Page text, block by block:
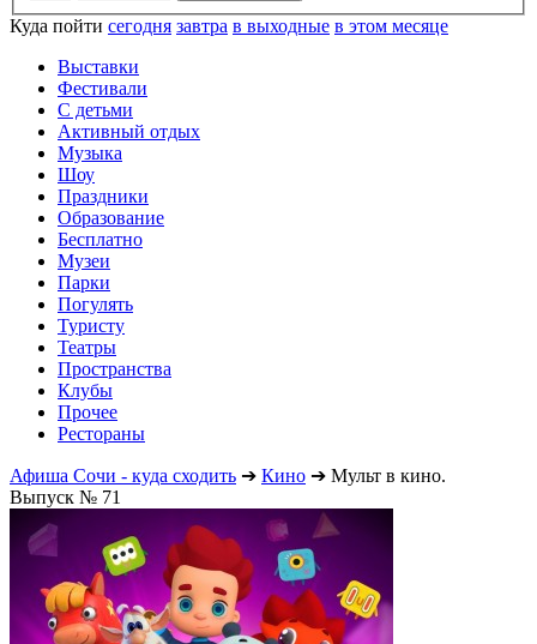
Куда пойти сегодня завтра в выходные в этом месяце
Выставки
Фестивали
С детьми
Активный отдых
Музыка
Шоу
Праздники
Образование
Бесплатно
Музеи
Парки
Погулять
Туристу
Театры
Пространства
Клубы
Прочее
Рестораны
Афиша Сочи - куда сходить ➔ Кино ➔ Мульт в кино.
Выпуск № 71